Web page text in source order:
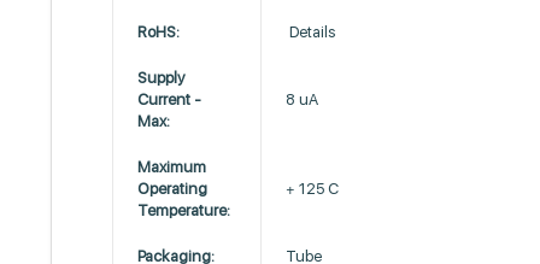
RoHS: Details
Supply
Current -
Max:
8 uA
Maximum
Operating
Temperature:
+ 125 C
Packaging: Tube